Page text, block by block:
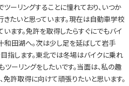
ーリングすることに憧れており、いつか
たいと思っています。現在は自動車学校
ます。免許を取得したらすぐにでもバイ
和田湖へ。次は少し足を延ばして岩手
指します。東北では冬場はバイクに乗れ
ツーリングをしたいです。当面は、私の趣
免許取得に向けて頑張りたいと思います。